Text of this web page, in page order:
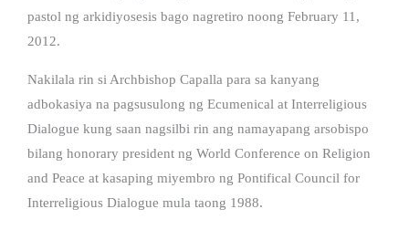
pastol ng arkidiyosesis bago nagretiro noong February 11,
2012.
Nakilala rin si Archbishop Capalla para sa kanyang
adbokasiya na pagsusulong ng Ecumenical at Interreligious
Dialogue kung saan nagsilbi rin ang namayapang arsobispo
bilang honorary president ng World Conference on Religion
and Peace at kasaping miyembro ng Pontifical Council for
Interreligious Dialogue mula taong 1988.